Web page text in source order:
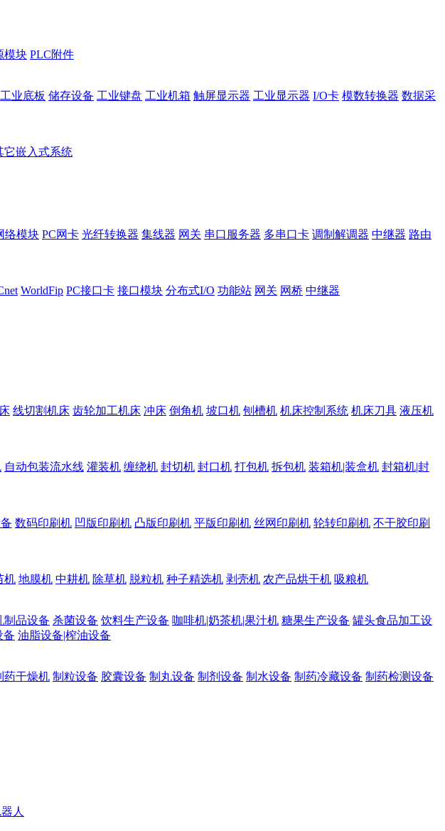
模块 PLC附件
工业底板 储存设备 工业键盘 工业机箱 触屏显示器 工业显示器 I/O卡 模数转换器 数据采
它嵌入式系统
络模块 PC网卡 光纤转换器 集线器 网关 串口服务器 多串口卡 调制解调器 中继器 路由
WorldFip PC接口卡 接口模块 分布式I/O 功能站 网关 网桥 中继器
线切割机床 齿轮加工机床 冲床 倒角机 坡口机 刨槽机 机床控制系统 机床刀具 液压机
自动包装流水线 灌装机 缠绕机 封切机 封口机 打包机 拆包机 装箱机|装盒机 封箱机|封
数码印刷机 凹版印刷机 凸版印刷机 平版印刷机 丝网印刷机 轮转印刷机 不干胶印刷
机 地膜机 中耕机 除草机 脱粒机 种子精选机 剥壳机 农产品烘干机 吸粮机
制品设备 杀菌设备 饮料生产设备 咖啡机|奶茶机|果汁机 糖果生产设备 罐头食品加工设
备 油脂设备|榨油设备
药干燥机 制粒设备 胶囊设备 制丸设备 制剂设备 制水设备 制药冷藏设备 制药检测设备
人